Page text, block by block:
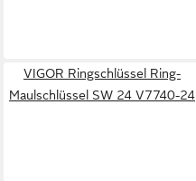
VIGOR Ringschlüssel Ring-
Maulschlüssel SW 24 V7740-24